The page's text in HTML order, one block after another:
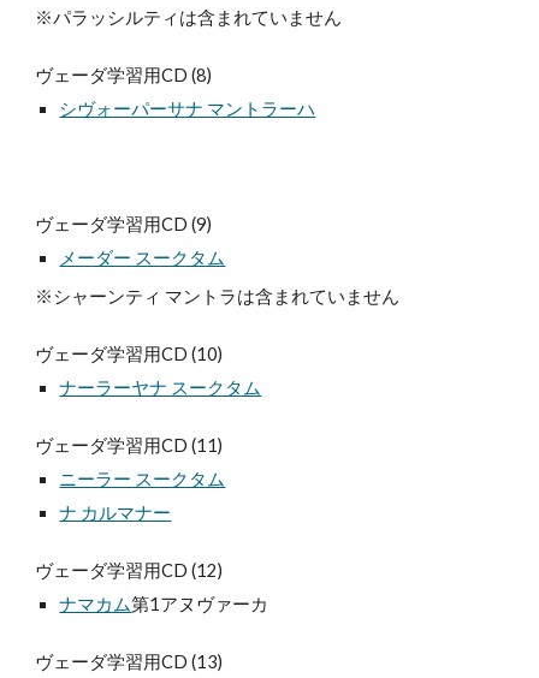
※パラッシルティは含まれていません
ヴェーダ学習用CD (8)
シヴォーパーサナ マントラーハ
ヴェーダ学習用CD (9)
メーダー スークタム
※シャーンティ マントラは含まれていません
ヴェーダ学習用CD (10)
ナーラーヤナ スークタム
ヴェーダ学習用CD (11)
ニーラー スークタム
ナ カルマナー
ヴェーダ学習用CD (12)
ナマカム第1アヌヴァーカ
ヴェーダ学習用CD (13)